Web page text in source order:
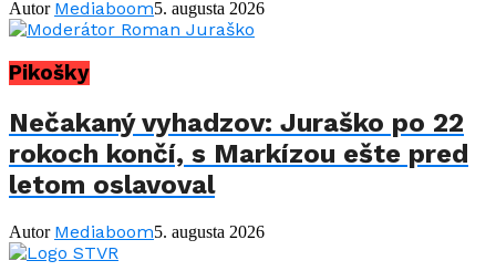
Autor Mediaboom5. augusta 2026
Pikošky
Nečakaný vyhadzov: Juraško po 22
rokoch končí, s Markízou ešte pred
letom oslavoval
Autor Mediaboom5. augusta 2026